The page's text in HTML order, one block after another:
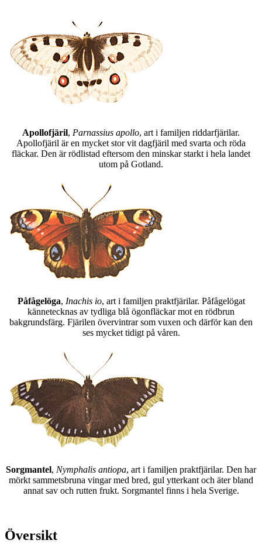
Apollofjäril, Parnassius apollo, art i familjen riddarfjärilar.
Apollofjäril är en mycket stor vit dagfjäril med svarta och röda
fläckar. Den är rödlistad eftersom den minskar starkt i hela landet
utom på Gotland.
Påfågelöga, Inachis io, art i familjen praktfjärilar. Påfågelögat
kännetecknas av tydliga blå ögonfläckar mot en rödbrun
bakgrundsfärg. Fjärilen övervintrar som vuxen och därför kan den
ses mycket tidigt på våren.
Sorgmantel, Nymphalis antiopa, art i familjen praktfjärilar. Den har
mörkt sammetsbruna vingar med bred, gul ytterkant och äter bland
annat sav och rutten frukt. Sorgmantel finns i hela Sverige.
Översikt